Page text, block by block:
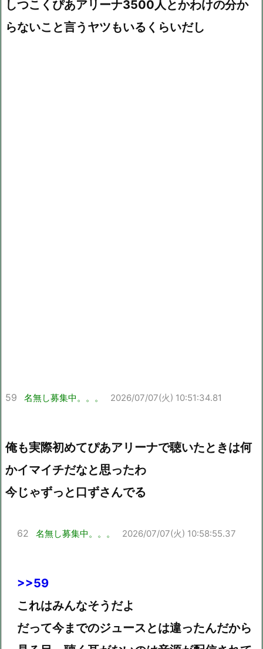
しつこくぴあアリーナ3500人とかわけの分か
らないこと言うヤツもいるくらいだし
59 名無し募集中。。。 2026/07/07(火) 10:51:34.81
俺も実際初めてぴあアリーナで聴いたときは何
かイマイチだなと思ったわ
今じゃずっと口ずさんでる
62 名無し募集中。。。 2026/07/07(火) 10:58:55.37
>>59
これはみんなそうだよ
だって今までのジュースとは違ったんだから